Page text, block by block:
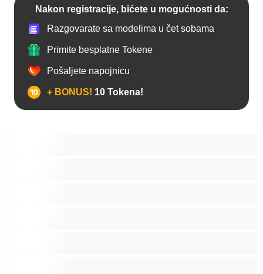
Nakon registracije, bićete u mogućnosti da:
Razgovarate sa modelima u čet sobama
Primite besplatne Tokene
Pošaljete napojnicu
+ BONUS! 10 Tokena!